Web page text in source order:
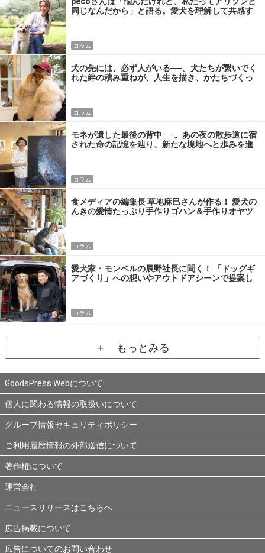
同じなんだから」と語る。愛犬を理解して共感す
コラム
犬の先には、必ず人がいる──。犬たちが繋いでく
れた絆の積み重ねが、人生を描き、かたちづくっ
コラム
モネが遺した最後の背中──。あの夜の散歩道に宿
された命の記憶を辿り、新たな境地へと歩みを進
コラム
食メディアの編集長 草地麻巳さんが作る！ 愛犬の
んきの愛情たっぷり手作りゴハン＆手作りオヤツ
コラム
愛犬家・モンベルの辰野社長に聞く！ 「ドッグギ
アづくり」への想いやアウトドアシーンで提案し
コラム
＋ もっとみる
GoodsPress Webについて
個人に関わる情報の取扱いについて
グループ情報セキュリティポリシー
ご利用履歴情報の外部送信について
著作権について
運営会社
ニュースリリースはこちらへ
広告掲載について
広告についてのお問い合わせ